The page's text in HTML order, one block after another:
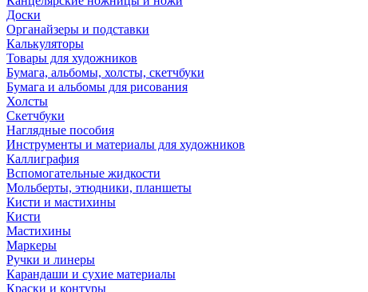
Доски
Органайзеры и подставки
Калькуляторы
Товары для художников
Бумага, альбомы, холсты, скетчбуки
Бумага и альбомы для рисования
Холсты
Скетчбуки
Наглядные пособия
Инструменты и материалы для художников
Каллиграфия
Вспомогательные жидкости
Мольберты, этюдники, планшеты
Кисти и мастихины
Кисти
Мастихины
Маркеры
Ручки и линеры
Карандаши и сухие материалы
Краски и контуры